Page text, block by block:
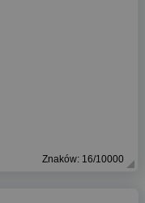
Znaków: 16/10000